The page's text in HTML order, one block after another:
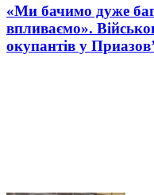
«Ми бачимо дуже
впливаємо».
окупантів у